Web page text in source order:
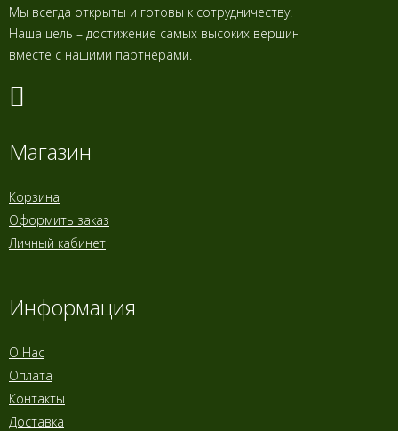
Мы всегда открыты и готовы к сотрудничеству.
Наша цель – достижение самых высоких вершин
вместе с нашими партнерами.
Магазин
Корзина
Оформить заказ
Личный кабинет
Информация
О Нас
Оплата
Контакты
Доставка